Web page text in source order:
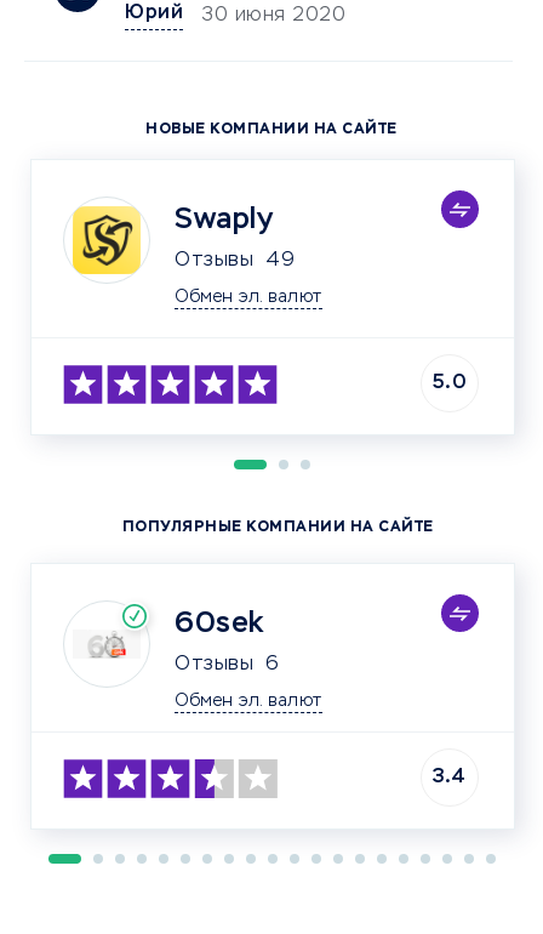
Юрий
30 июня 2020
НОВЫЕ КОМПАНИИ НА САЙТЕ
Swaply
Отзывы 49
Обмен эл. валют
5.0
ПОПУЛЯРНЫЕ КОМПАНИИ НА САЙТЕ
60sek
Отзывы 6
Обмен эл. валют
3.4